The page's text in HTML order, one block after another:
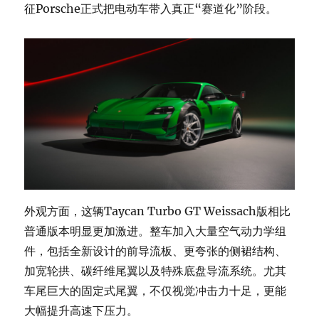
征Porsche正式把电动车带入真正“赛道化”阶段。
外观方面，这辆Taycan Turbo GT Weissach版相比
普通版本明显更加激进。整车加入大量空气动力学组
件，包括全新设计的前导流板、更夸张的侧裙结构、
加宽轮拱、碳纤维尾翼以及特殊底盘导流系统。尤其
车尾巨大的固定式尾翼，不仅视觉冲击力十足，更能
大幅提升高速下压力。